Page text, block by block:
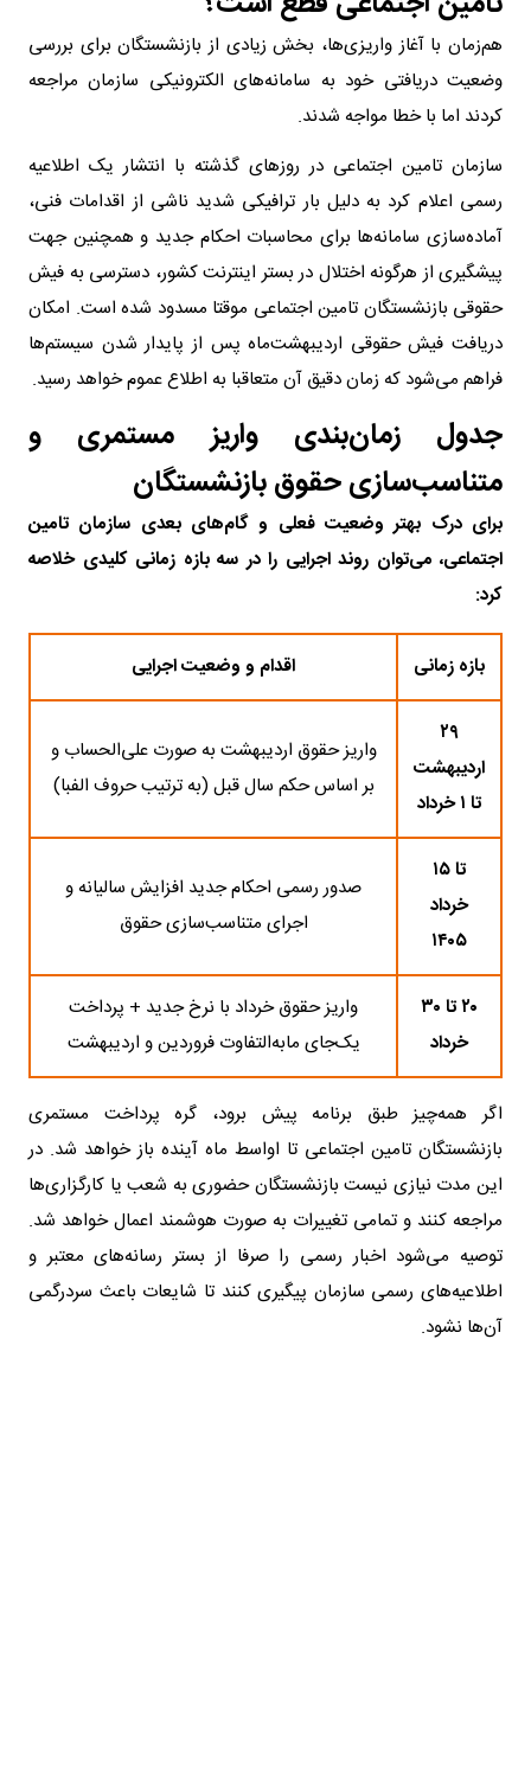
هم‌زمان با آغاز واریزی‌ها، بخش زیادی از بازنشستگان برای بررسی
وضعیت دریافتی خود به سامانه‌های الکترونیکی سازمان مراجعه
کردند اما با خطا مواجه شدند.
سازمان تامین اجتماعی در روزهای گذشته با انتشار یک اطلاعیه
رسمی اعلام کرد به دلیل بار ترافیکی شدید ناشی از اقدامات فنی،
آماده‌سازی سامانه‌ها برای محاسبات احکام جدید و همچنین جهت
پیشگیری از هرگونه اختلال در بستر اینترنت کشور، دسترسی به فیش
حقوقی بازنشستگان تامین اجتماعی موقتا مسدود شده است. امکان
دریافت فیش حقوقی اردیبهشت‌ماه پس از پایدار شدن سیستم‌ها
فراهم می‌شود که زمان دقیق آن متعاقبا به اطلاع عموم خواهد رسید.
جدول زمان‌بندی واریز مستمری و
متناسب‌سازی حقوق بازنشستگان
برای درک بهتر وضعیت فعلی و گام‌های بعدی سازمان تامین
اجتماعی، می‌توان روند اجرایی را در سه بازه زمانی کلیدی خلاصه
کرد:
بازه زمانی اقدام و وضعیت اجرایی
۲۹
اردیبهشت
تا ۱ خرداد
واریز حقوق اردیبهشت به صورت علی‌الحساب و
بر اساس حکم سال قبل (به ترتیب حروف الفبا)
تا ۱۵
خرداد
۱۴۰۵
صدور رسمی احکام جدید افزایش سالیانه و
اجرای متناسب‌سازی حقوق
۲۰ تا ۳۰
خرداد
واریز حقوق خرداد با نرخ جدید + پرداخت
یک‌جای مابه‌التفاوت فروردین و اردیبهشت
اگر همه‌چیز طبق برنامه پیش برود، گره پرداخت مستمری
بازنشستگان تامین اجتماعی تا اواسط ماه آینده باز خواهد شد. در
این مدت نیازی نیست بازنشستگان حضوری به شعب یا کارگزاری‌ها
مراجعه کنند و تمامی تغییرات به صورت هوشمند اعمال خواهد شد.
توصیه می‌شود اخبار رسمی را صرفا از بستر رسانه‌های معتبر و
اطلاعیه‌های رسمی سازمان پیگیری کنند تا شایعات باعث سردرگمی
آن‌ها نشود.